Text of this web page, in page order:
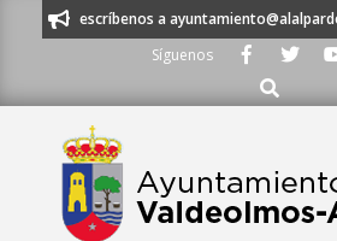
escríbenos a ayuntamiento@alalpardo.org
Síguenos
Buscar